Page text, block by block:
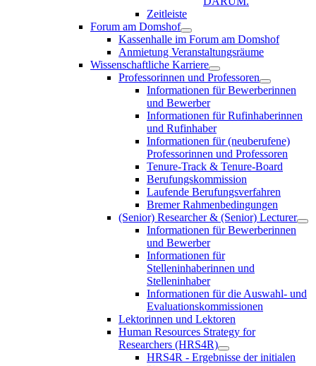
Zeitleiste
Forum am Domshof
Kassenhalle im Forum am Domshof
Anmietung Veranstaltungsräume
Wissenschaftliche Karriere
Professorinnen und Professoren
Informationen für Bewerberinnen
und Bewerber
Informationen für Rufinhaberinnen
und Rufinhaber
Informationen für (neuberufene)
Professorinnen und Professoren
Tenure-Track & Tenure-Board
Berufungskommission
Laufende Berufungsverfahren
Bremer Rahmenbedingungen
(Senior) Researcher & (Senior) Lecturer
Informationen für Bewerberinnen
und Bewerber
Informationen für
Stelleninhaberinnen und
Stelleninhaber
Informationen für die Auswahl- und
Evaluationskommissionen
Lektorinnen und Lektoren
Human Resources Strategy for
Researchers (HRS4R)
HRS4R - Ergebnisse der initialen